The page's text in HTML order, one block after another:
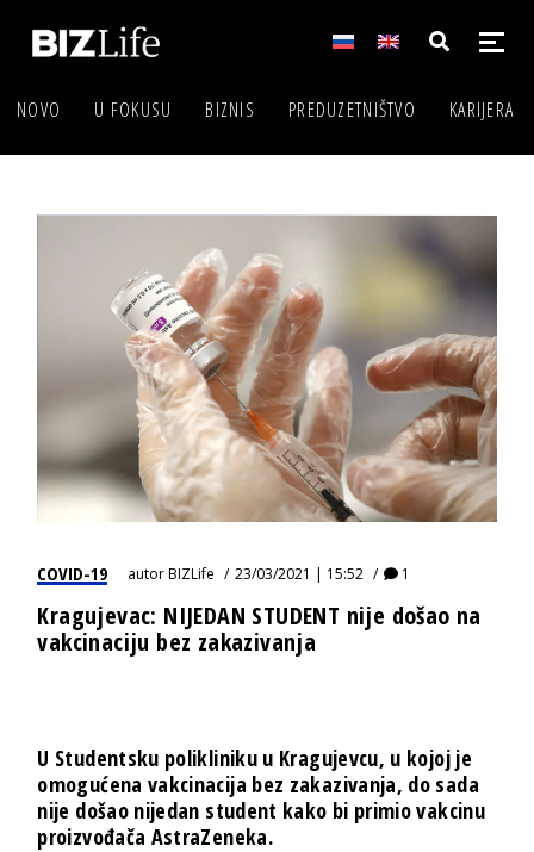
NOVO U FOKUSU BIZNIS PREDUZETNIŠTVO KARIJERA
COVID-19 autorBIZLife 23/03/2021 | 15:52 1
Kragujevac: NIJEDAN STUDENT nije došao na
vakcinaciju bez zakazivanja
U Studentsku polikliniku u Kragujevcu, u kojoj je
omogućena vakcinacija bez zakazivanja, do sada
nije došao nijedan student kako bi primio vakcinu
proizvođača AstraZeneka.